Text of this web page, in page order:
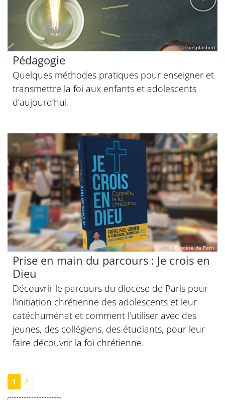
© unsplashed
Pédagogie
Quelques méthodes pratiques pour enseigner et
transmettre la foi aux enfants et adolescents
d’aujourd’hui.
© Diocèse de Paris
Prise en main du parcours : Je crois en
Dieu
Découvrir le parcours du diocèse de Paris pour
l'initiation chrétienne des adolescents et leur
catéchuménat et comment l’utiliser avec des
jeunes, des collégiens, des étudiants, pour leur
faire découvrir la foi chrétienne.
1 2